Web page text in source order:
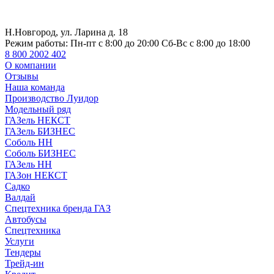
Н.Новгород, ул. Ларина д. 18
Режим работы: Пн-пт с 8:00 до 20:00 Сб-Вс с 8:00 до 18:00
8 800 2002 402
О компании
Отзывы
Наша команда
Производство Луидор
Модельный ряд
ГАЗель НЕКСТ
ГАЗель БИЗНЕС
Соболь НН
Соболь БИЗНЕС
ГАЗель НН
ГАЗон НЕКСТ
Садко
Валдай
Спецтехника бренда ГАЗ
Автобусы
Спецтехника
Услуги
Тендеры
Трейд-ин